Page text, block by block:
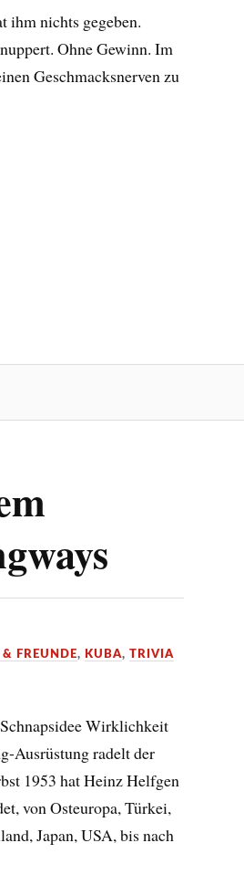
ihm nichts gegeben.
Ohne Gewinn. Im
Geschmacksnerven zu
& FREUNDE, KUBA, TRIVIA
Wirklichkeit
Ausrüstung radelt der
1953 hat Heinz Helfgen
von Osteuropa, Türkei,
Japan, USA, bis nach